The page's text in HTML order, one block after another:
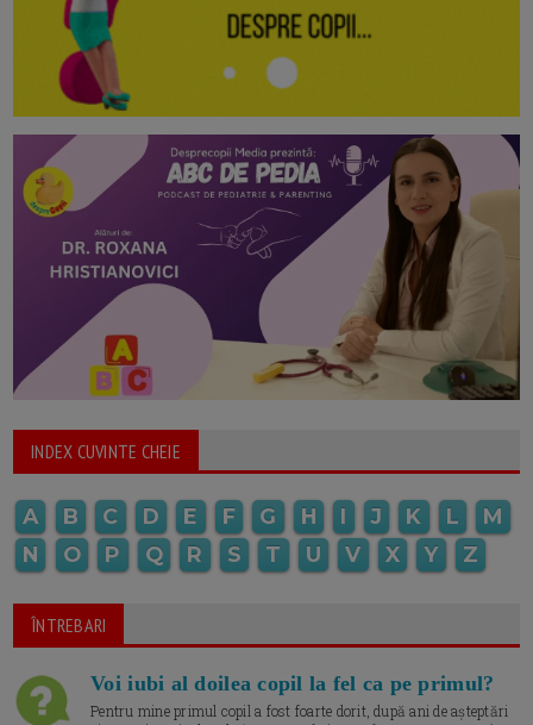
INDEX CUVINTE CHEIE
A B C D E F G H I J K L
M
N
O P Q R S T U V X Y Z
ÎNTREBARI
Voi iubi al doilea copil la fel ca pe primul?
Pentru mine primul copil a fost foarte dorit, după ani de așteptări